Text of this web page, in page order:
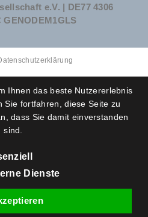
e.V. | DE77 4306
GENODEM1GLS
Ihnen das beste Nutzererlebnis
Sie fortfahren, diese Seite zu
dass Sie damit einverstanden
sind.
Dienste